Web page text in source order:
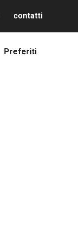
contatti
Preferiti